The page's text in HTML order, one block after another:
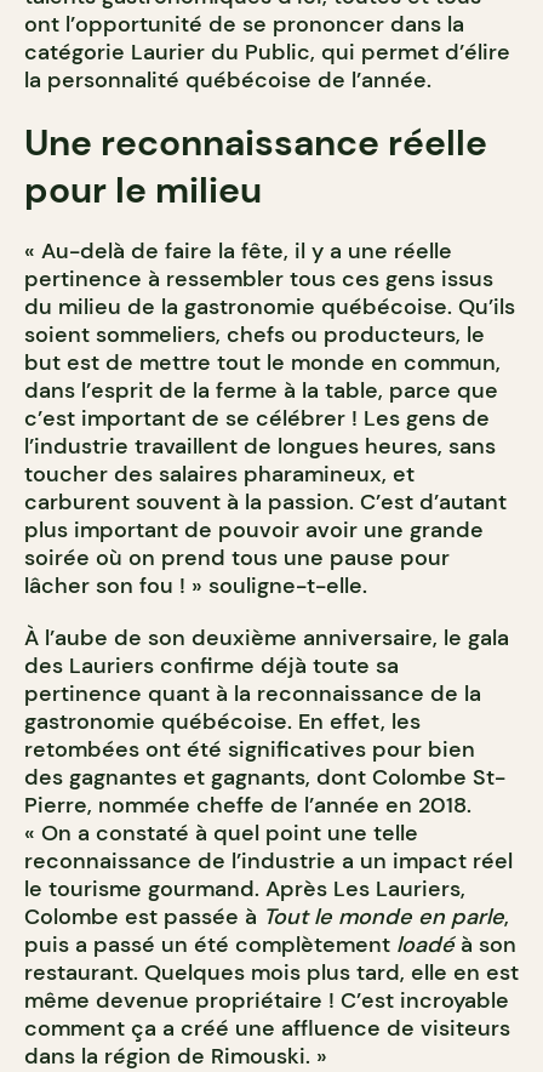
ont l’opportunité de se prononcer dans la
catégorie Laurier du Public, qui permet d’élire
la personnalité québécoise de l’année.
Une reconnaissance réelle
pour le milieu
« Au-delà de faire la fête, il y a une réelle
pertinence à ressembler tous ces gens issus
du milieu de la gastronomie québécoise. Qu’ils
soient sommeliers, chefs ou producteurs, le
but est de mettre tout le monde en commun,
dans l’esprit de la ferme à la table, parce que
c’est important de se célébrer ! Les gens de
l’industrie travaillent de longues heures, sans
toucher des salaires pharamineux, et
carburent souvent à la passion. C’est d’autant
plus important de pouvoir avoir une grande
soirée où on prend tous une pause pour
lâcher son fou ! » souligne-t-elle.
À l’aube de son deuxième anniversaire, le gala
des Lauriers confirme déjà toute sa
pertinence quant à la reconnaissance de la
gastronomie québécoise. En effet, les
retombées ont été significatives pour bien
des gagnantes et gagnants, dont Colombe St-
Pierre, nommée cheffe de l’année en 2018.
« On a constaté à quel point une telle
reconnaissance de l’industrie a un impact réel
le tourisme gourmand. Après Les Lauriers,
Colombe est passée à Tout le monde en parle,
puis a passé un été complètement loadé à son
restaurant. Quelques mois plus tard, elle en est
même devenue propriétaire ! C’est incroyable
comment ça a créé une affluence de visiteurs
dans la région de Rimouski. »